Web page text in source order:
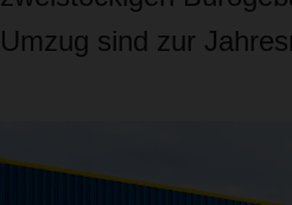
Umzug sind zur